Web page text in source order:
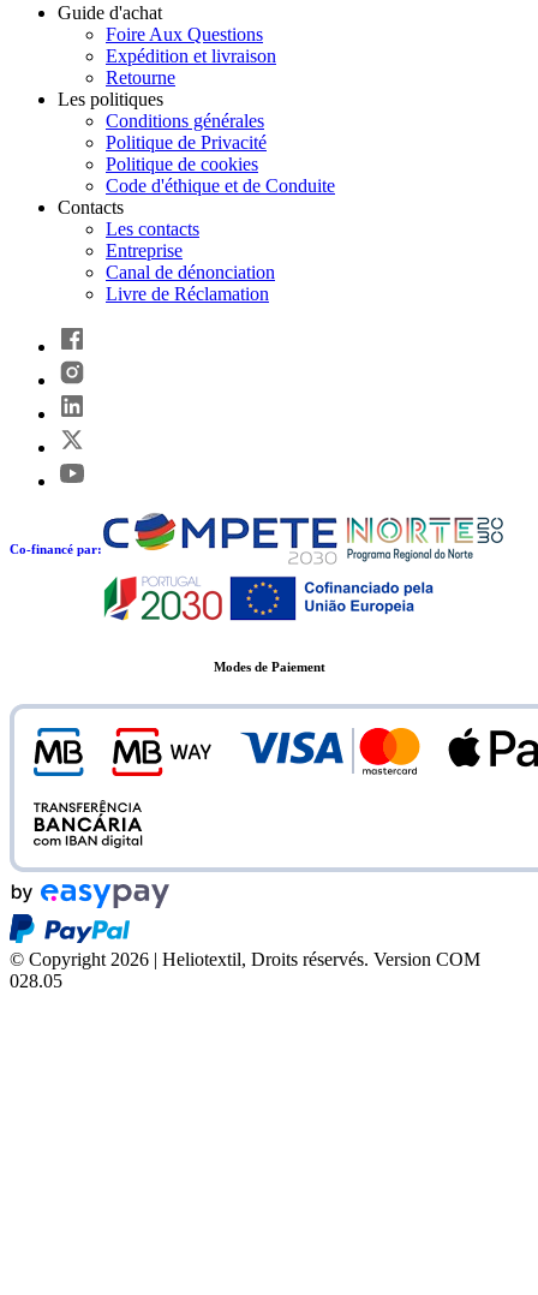
Guide d'achat
Foire Aux Questions
Expédition et livraison
Retourne
Les politiques
Conditions générales
Politique de Privacité
Politique de cookies
Code d'éthique et de Conduite
Contacts
Les contacts
Entreprise
Canal de dénonciation
Livre de Réclamation
Co-financé par:
Modes de Paiement
© Copyright 2026 | Heliotextil, Droits réservés. Version COM
028.05